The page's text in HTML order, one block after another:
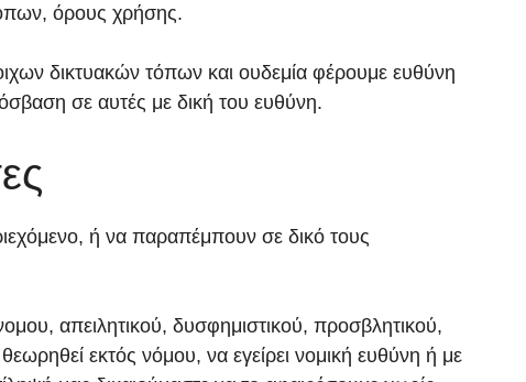
όρους χρήσης.
δικτυακών τόπων και ουδεμία φέρουμε ευθύνη
σε αυτές με δική του ευθύνη.
ή να παραπέμπουν σε δικό τους
απειλητικού, δυσφημιστικού, προσβλητικού,
εκτός νόμου, να εγείρει νομική ευθύνη ή με